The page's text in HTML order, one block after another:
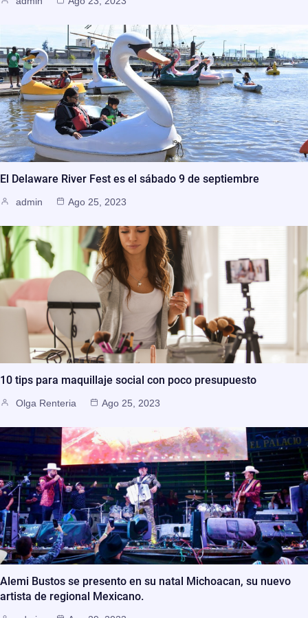
El Delaware River Fest es el sábado 9 de septiembre
admin Ago 25, 2023
10 tips para maquillaje social con poco presupuesto
Olga Renteria Ago 25, 2023
Alemi Bustos se presento en su natal Michoacan, su nuevo
artista de regional Mexicano.